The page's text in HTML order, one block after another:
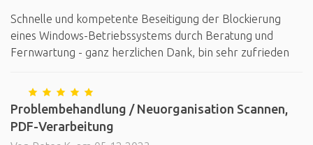
Schnelle und kompetente Beseitigung der Blockierung
eines Windows-Betriebssystems durch Beratung und
Fernwartung - ganz herzlichen Dank, bin sehr zufrieden
Problembehandlung / Neuorganisation Scannen,
PDF-Verarbeitung